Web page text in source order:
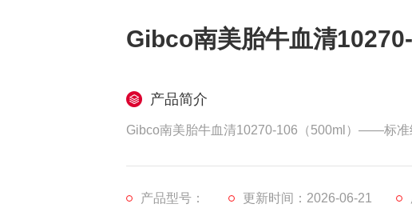
Gibco南美胎牛血清
产品简介
Gibco南美胎牛血清10270-106（500ml）——标准
产品型号： 更新时间：2026-06-21